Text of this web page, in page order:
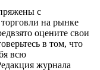
с
на рынке
оцените свои
в том, что
всю
журнала